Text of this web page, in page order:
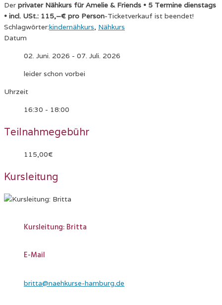
Der privater Nähkurs für Amelie & Friends • 5 Termine dienstags
• incl. USt.: 115,–€ pro Person-Ticketverkauf ist beendet!
Schlagwörter:kindernähkurs, Nähkurs
Datum
02. Juni. 2026 - 07. Juli. 2026
leider schon vorbei
Uhrzeit
16:30 - 18:00
Teilnahmegebühr
115,00€
Kursleitung
Kursleitung: Britta
E-Mail
britta@naehkurse-hamburg.de